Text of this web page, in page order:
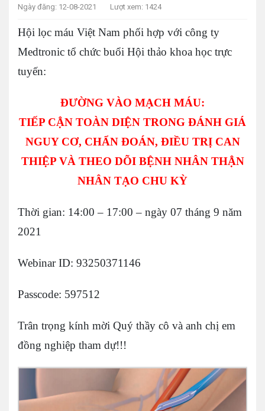
Ngày đăng: 12-08-2021 Lượt xem: 1424
Hội lọc máu Việt Nam phối hợp với công ty
Medtronic tổ chức buổi Hội thảo khoa học trực
tuyến:
ĐƯỜNG VÀO MẠCH MÁU:
TIẾP CẬN TOÀN DIỆN TRONG ĐÁNH GIÁ
NGUY CƠ, CHẨN ĐOÁN, ĐIỀU TRỊ CAN
THIỆP VÀ THEO DÕI BỆNH NHÂN THẬN
NHÂN TẠO CHU KỲ
Thời gian: 14:00 – 17:00 – ngày 07 tháng 9 năm
2021
Webinar ID: 93250371146
Passcode: 597512
Trân trọng kính mời Quý thầy cô và anh chị em
đồng nghiệp tham dự!!!